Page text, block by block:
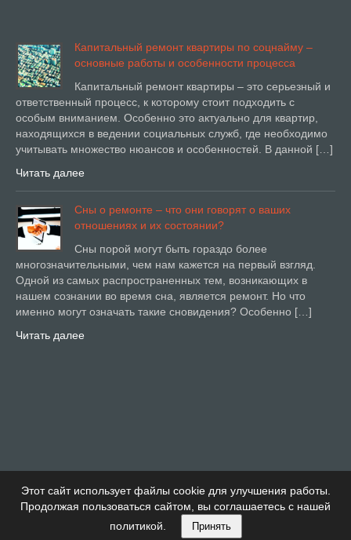
Этот сайт использует файлы cookie для улучшения работы.
Продолжая пользоваться сайтом, вы соглашаетесь с нашей
политикой.
Принять
Капитальный ремонт квартиры по соцнайму –
основные работы и особенности процесса
Капитальный ремонт квартиры – это серьезный и
ответственный процесс, к которому стоит подходить с
особым вниманием. Особенно это актуально для квартир,
находящихся в ведении социальных служб, где необходимо
учитывать множество нюансов и особенностей. В данной […]
Читать далее
Сны о ремонте – что они говорят о ваших
отношениях и их состоянии?
Сны порой могут быть гораздо более
многозначительными, чем нам кажется на первый взгляд.
Одной из самых распространенных тем, возникающих в
нашем сознании во время сна, является ремонт. Но что
именно могут означать такие сновидения? Особенно […]
Читать далее
Купи Дом Тема от Детский сад